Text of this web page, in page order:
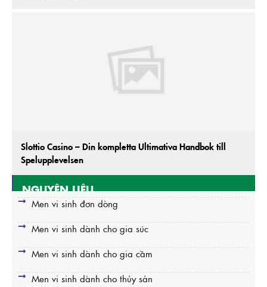
Slottio Casino – Din kompletta Ultimativa Handbok till
Spelupplevelsen
NGUYÊN LIỆU
Men vi sinh đơn dòng
Men vi sinh dành cho gia súc
Men vi sinh dành cho gia cầm
Men vi sinh dành cho thủy sản